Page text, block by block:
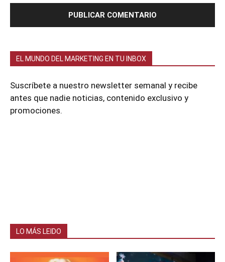
EL MUNDO DEL MARKETING EN TU INBOX
Suscríbete a nuestro newsletter semanal y recibe
antes que nadie noticias, contenido exclusivo y
promociones.
LO MÁS LEIDO